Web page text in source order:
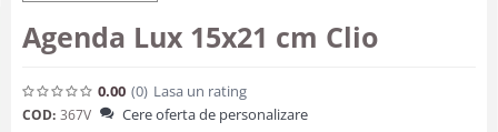
Agenda Lux 15x21 cm Clio
0.00 (0) Lasa un rating
COD: 367V Cere oferta de personalizare